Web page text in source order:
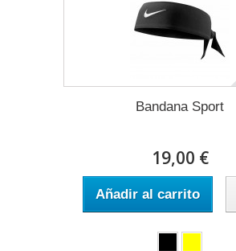
Bandana Sport
19,00 €
Añadir al carrito